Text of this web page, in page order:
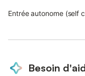
Entrée autonome (self
Besoin